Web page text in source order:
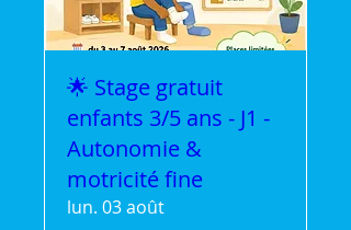
🌟 Stage gratuit
enfants 3/5 ans - J1 -
Autonomie &
motricité fine
lun. 03 août